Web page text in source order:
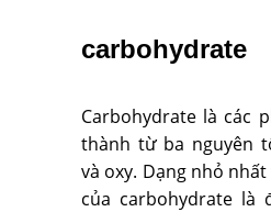
carbohydrate
Carbohydrate là các
thành từ ba nguyên
và oxy. Dạng nhỏ
của carbohydrate là